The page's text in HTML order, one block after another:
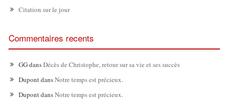
Citation sur le jour
Commentaires recents
GGdansDécès de Christophe, retour sur sa vie et ses succès
DupontdansNotre temps est précieux.
DupontdansNotre temps est précieux.